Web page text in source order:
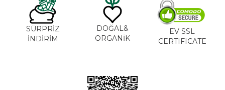
SÜRPRİZ
İNDİRİM
DOĞAL&
ORGANİK
EV SSL
CERTIFICATE